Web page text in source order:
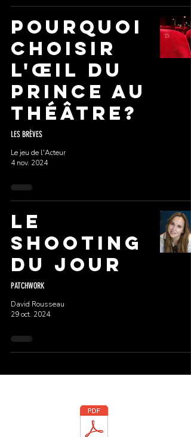
Pourquoi
choisir
L'Œil du
Prince AU
THÉÂTRE?
LES BRÈVES
Le jeu de l'Acteur
4 nov. 2024
LE
SHOOTING
DU JOUR
PATCHWORK
David Rousseau
29 oct. 2024